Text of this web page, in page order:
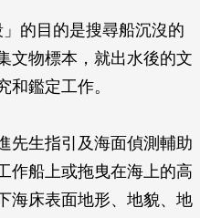
的目的是搜尋船沉沒的
文物標本，就出水後的文
和鑑定工作。
先生指引及海面偵測輔助
作船上或拖曳在海上的高
海床表面地形、地貌、地